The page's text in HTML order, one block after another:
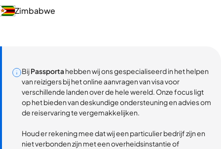
Zimbabwe
BijPassportahebben wij ons gespecialiseerd in het helpen
van reizigers bij het online aanvragen van visa voor
verschillende landen over de hele wereld. Onze focus ligt
op het bieden van deskundige ondersteuning en advies om
de reiservaring te vergemakkelijken.
Houd er rekening mee dat wij een particulier bedrijf zijn en
niet verbonden zijn met een overheidsinstantie of